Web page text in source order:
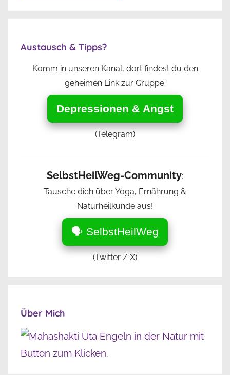
Austausch & Tipps?
Komm in unseren Kanal, dort findest du den
geheimen Link zur Gruppe:
Depressionen & Angst
(Telegram)
SelbstHeilWeg-Community:
Tausche dich über Yoga, Ernährung &
Naturheilkunde aus!
🗣️ SelbstHeilWeg
(Twitter / X)
Über Mich